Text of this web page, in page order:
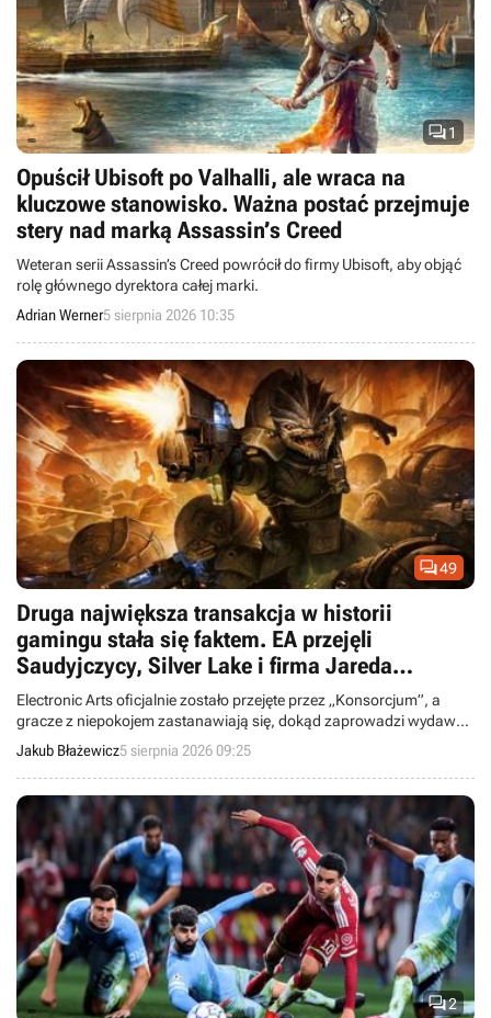
1
Opuścił Ubisoft po Valhalli, ale wraca na
kluczowe stanowisko. Ważna postać przejmuje
stery nad marką Assassin’s Creed
Weteran serii Assassin’s Creed powrócił do firmy Ubisoft, aby objąć
rolę głównego dyrektora całej marki.
Adrian Werner5 sierpnia 2026 10:35
49
Druga największa transakcja w historii
gamingu stała się faktem. EA przejęli
Saudyjczycy, Silver Lake i firma Jareda
Kushnera
Electronic Arts oficjalnie zostało przejęte przez „Konsorcjum”, a
gracze z niepokojem zastanawiają się, dokąd zaprowadzi wydawcę
ten kosztowny zakup.
Jakub Błażewicz5 sierpnia 2026 09:25
2